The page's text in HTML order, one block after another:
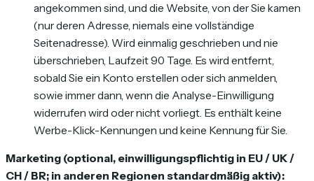
angekommen sind, und die Website, von der Sie kamen
(nur deren Adresse, niemals eine vollständige
Seitenadresse). Wird einmalig geschrieben und nie
überschrieben, Laufzeit 90 Tage. Es wird entfernt,
sobald Sie ein Konto erstellen oder sich anmelden,
sowie immer dann, wenn die Analyse-Einwilligung
widerrufen wird oder nicht vorliegt. Es enthält keine
Werbe-Klick-Kennungen und keine Kennung für Sie.
Marketing (optional, einwilligungspflichtig in EU / UK /
CH / BR; in anderen Regionen standardmäßig aktiv):